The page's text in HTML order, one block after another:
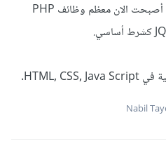
JQuery لتساعدنا في العمل, حيث أصبحت الان معظم وظائف PHP